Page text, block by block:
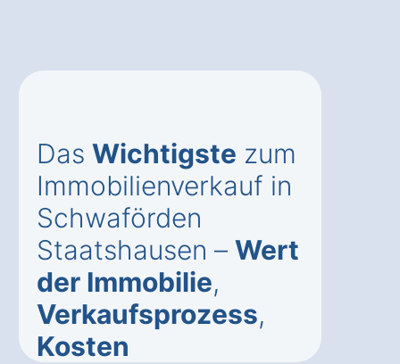
Das Wichtigste zum
Immobilienverkauf in
Schwaförden
Staatshausen – Wert
der Immobilie,
Verkaufsprozess,
Kosten